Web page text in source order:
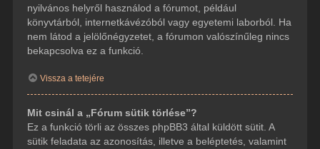
nyilvános helyről használod a fórumot, például
könyvtárból, internetkávézóból vagy egyetemi laborból. Ha
nem látod a jelölőnégyzetet, a fórumon valószínűleg nincs
bekapcsolva ez a funkció.
Vissza a tetejére
Mit csinál a „Fórum sütik törlése”?
Ez a funkció törli az összes phpBB3 által küldött sütit. A
sütik feladata az azonosítás, illetve a beléptetés, valamint